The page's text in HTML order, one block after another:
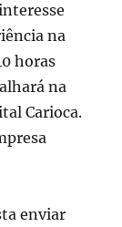
na
horas
na
Carioca.
enviar